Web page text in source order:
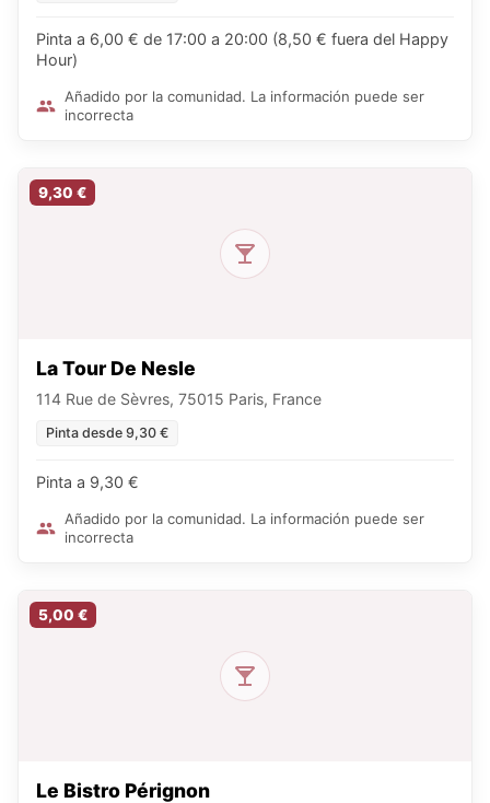
Pinta a 6,00 € de 17:00 a 20:00 (8,50 € fuera del Happy
Hour)
Añadido por la comunidad. La información puede ser
incorrecta
9,30 €
La Tour De Nesle
114 Rue de Sèvres, 75015 Paris, France
Pinta desde 9,30 €
Pinta a 9,30 €
Añadido por la comunidad. La información puede ser
incorrecta
5,00 €
Le Bistro Pérignon